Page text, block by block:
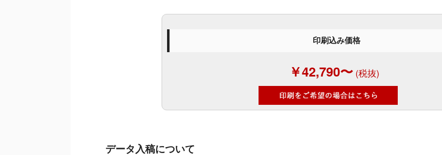
印刷込み価格
￥42,790〜 (税抜)
データ入稿について